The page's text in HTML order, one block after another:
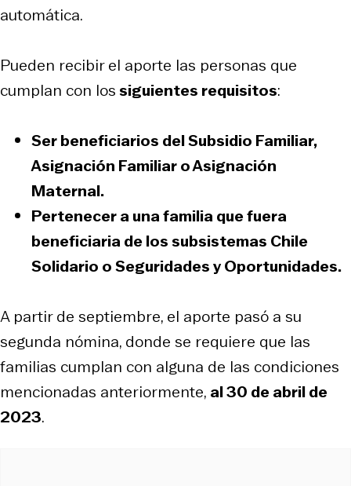
automática.
Pueden recibir el aporte las personas que
cumplan con lossiguientes requisitos:
Ser beneficiarios del Subsidio Familiar,
Asignación Familiar o Asignación
Maternal.
Pertenecer a una familia que fuera
beneficiaria de los subsistemas Chile
Solidario o Seguridades y Oportunidades.
A partir de septiembre, el aporte pasó a su
segunda nómina, donde se requiere que las
familias cumplan con alguna de las condiciones
mencionadas anteriormente, al 30 de abril de
2023.